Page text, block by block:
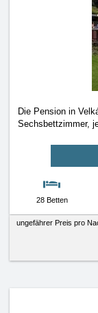
Die Pension in
Sechsbettzimmer,
28 Betten
ungefährer Preis pro